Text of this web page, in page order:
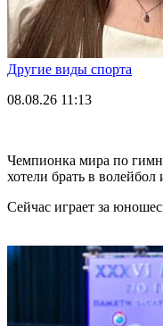
Другие виды спорта
08.08.26 11:13
Чемпионка мира по
хотели брать в волейбол
Сейчас играет за